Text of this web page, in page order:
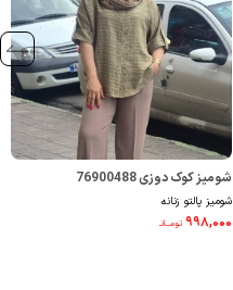
شومیز کوک دوزی 76900488
شومیز پالتو زنانه
۹۹۸,۰۰۰ تومــانـ